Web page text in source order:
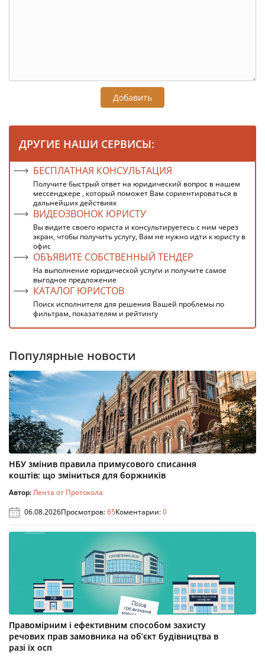
Добавить
ДРУГИЕ НАШИ СЕРВИСЫ:
БЕСПЛАТНАЯ КОНСУЛЬТАЦИЯ
Получите быстрый ответ на юридический вопрос в нашем
мессенджере , который поможет Вам сориентироваться в
дальнейших действиях
ВИДЕОЗВОНОК ЮРИСТУ
Вы видите своего юриста и консультируетесь с ним через
экран, чтобы получить услугу, Вам не нужно идти к юристу в
офис
ОБЪЯВИТЕ СОБСТВЕННЫЙ ТЕНДЕР
На выполнение юридической услуги и получите самое
выгодное предложение
КАТАЛОГ ЮРИСТОВ
Поиск исполнителя для решения Вашей проблемы по
фильтрам, показателям и рейтингу
Популярные новости
НБУ змінив правила примусового списання
коштів: що зміниться для боржників
Автор:Лента от Протокола
06.08.2026Просмотров:65Коментарии:0
Правомірним і ефективним способом захисту
речових прав замовника на об’єкт будівництва в
разі їх осп